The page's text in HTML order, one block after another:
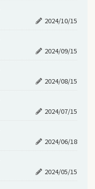
2024/10/15
2024/09/15
2024/08/15
2024/07/15
2024/06/18
2024/05/15